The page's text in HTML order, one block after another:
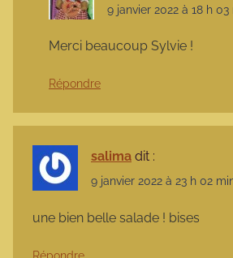
9 janvier 2022 à 18 h 03
Merci beaucoup Sylvie !
Répondre
salima dit :
9 janvier 2022 à 23 h 02
une bien belle salade ! bises
Répondre